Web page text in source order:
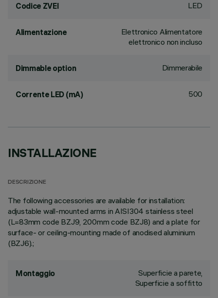
Codice ZVEI LED
Alimentazione
Elettronico Alimentatore
elettronico non incluso
Dimmable option Dimmerabile
Corrente LED (mA) 500
INSTALLAZIONE
DESCRIZIONE
The following accessories are available for installation:
adjustable wall-mounted arms in AISI304 stainless steel
(L=83mm code BZJ9, 200mm code BZJ8) and a plate for
surface- or ceiling-mounting made of anodised aluminium
(BZJ6).;
Montaggio
Superficie a parete,
Superficie a soffitto